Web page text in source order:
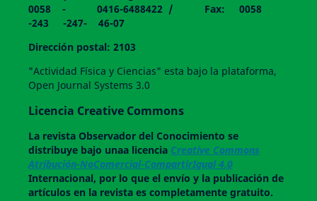
0058 - 0416-6488422 / Fax: 0058
-243 -247- 46-07
Dirección postal: 2103
"Actividad Física y Ciencias" esta bajo la plataforma,
Open Journal Systems 3.0
Licencia Creative Commons
La revistaObservador del Conocimiento se
distribuye bajo unaa licencia Creative Commons
Atribución-NoComercial-CompartirIgual 4.0
Internacional, por lo que el envío y la publicación de
artículos en la revista es completamente gratuito.